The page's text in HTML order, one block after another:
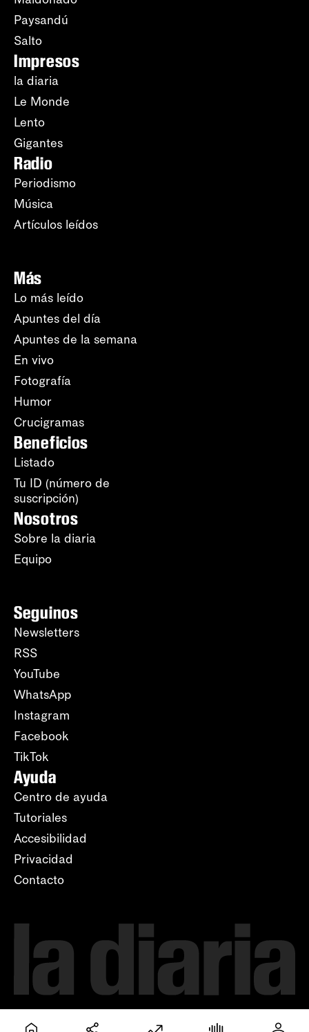
Paysandú
Salto
Impresos
la diaria
Le Monde
Lento
Gigantes
Radio
Periodismo
Música
Artículos leídos
Más
Lo más leído
Apuntes del día
Apuntes de la semana
En vivo
Fotografía
Humor
Crucigramas
Beneficios
Listado
Tu ID (número de
suscripción)
Nosotros
Sobre la diaria
Equipo
Seguinos
Newsletters
RSS
YouTube
WhatsApp
Instagram
Facebook
TikTok
Ayuda
Centro de ayuda
Tutoriales
Accesibilidad
Privacidad
Contacto